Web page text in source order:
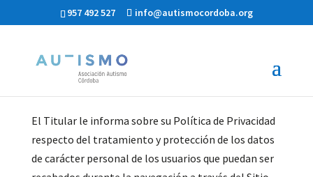
957 492 527 info@autismocordoba.org
El Titular le informa sobre su Política de Privacidad
respecto del tratamiento y protección de los datos
de carácter personal de los usuarios que puedan ser